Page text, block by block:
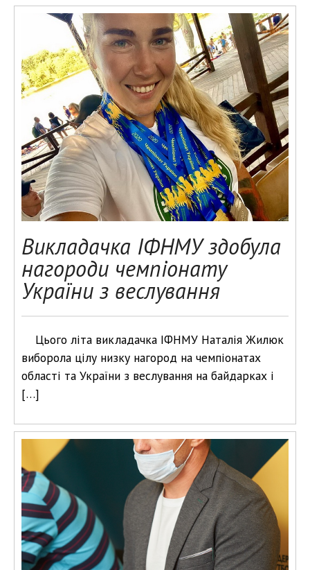
Викладачка ІФНМУ здобула
нагороди чемпіонату
України з веслування
Цього літа викладачка ІФНМУ Наталія Жилюк
виборола цілу низку нагород на чемпіонатах
області та України з веслування на байдарках і
[…]